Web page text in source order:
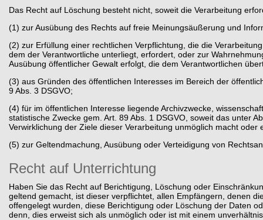
Das Recht auf Löschung besteht nicht, soweit die Verarbeitung
(1) zur Ausübung des Rechts auf freie Meinungsäußerung und
(2) zur Erfüllung einer rechtlichen Verpflichtung, die die
dem der Verantwortliche unterliegt, erfordert, oder zur
Ausübung öffentlicher Gewalt erfolgt, die dem Verantwortlichen
(3) aus Gründen des öffentlichen Interesses im Bereich der
9 Abs. 3 DSGVO;
(4) für im öffentlichen Interesse liegende Archivzwecke,
statistische Zwecke gem. Art. 89 Abs. 1 DSGVO, soweit das unter
Verwirklichung der Ziele dieser Verarbeitung unmöglich macht oder
(5) zur Geltendmachung, Ausübung oder Verteidigung von
Recht auf Unterrichtung
Haben Sie das Recht auf Berichtigung, Löschung oder
geltend gemacht, ist dieser verpflichtet, allen Empfängern, denen
offengelegt wurden, diese Berichtigung oder Löschung der Daten
denn, dies erweist sich als unmöglich oder ist mit einem